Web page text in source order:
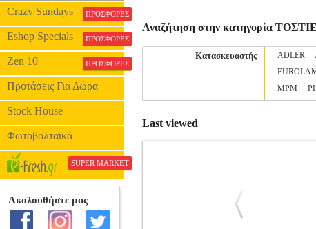
Crazy Sundays ΠΡΟΣΦΟΡΕΣ
Eshop Specials ΠΡΟΣΦΟΡΕΣ
Zen 10 ΠΡΟΣΦΟΡΕΣ
Προτάσεις Για Δώρα
Stock House
Φωτοβολταϊκά
SUPER MARKET
Αναζήτηση στην κατηγορία
Κατασκευαστής ADLER
MPM
Last viewed